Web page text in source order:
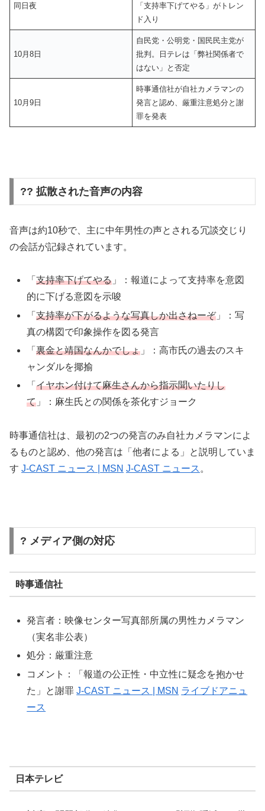
同日夜
「支持率下げてやる」がトレン
ド入り
10月8日
自民党・公明党・国民民主党が
批判。日テレは「弊社関係者で
はない」と否定
10月9日
時事通信社が自社カメラマンの
発言と認め、厳重注意処分と謝
罪を発表
?? 拡散された音声の内容
音声は約10秒で、主に中年男性の声とされる冗談交じり
の会話が記録されています。
「支持率下げてやる 」：報道によって支持率を意図
的に下げる意図を示唆
「支持率が下がるような写真しか出さねーぞ」：写
真の構図で印象操作を図る発言
「裏金と靖国なんかでしょ 」：高市氏の過去のスキ
ャンダルを揶揄
「イヤホン付けて麻生さんから指示聞いたりし
て 」：麻生氏との関係を茶化すジョーク
時事通信社は、最初の2つの発言のみ自社カメラマンによ
るものと認め、他の発言は「他者による」と説明していま
す J-CAST ニュース | MSN J-CAST ニュース 。
? メディア側の対応
時事通信社
発言者：映像センター写真部所属の男性カメラマン
（実名非公表）
処分：厳重注意
コメント：「報道の公正性・中立性に疑念を抱かせ
た」と謝罪J-CAST ニュース | MSN ライブドアニュ
ース
日本テレビ